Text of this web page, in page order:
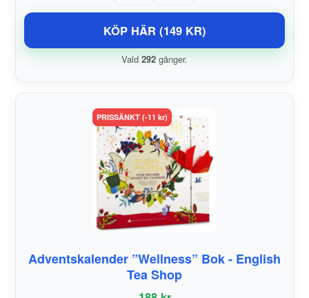
KÖP HÄR (149 KR)
Vald 292 gånger.
PRISSÄNKT (-11 kr)
Adventskalender ”Wellness” Bok - English
Tea Shop